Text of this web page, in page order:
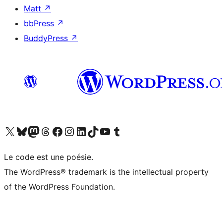
Matt ↗
bbPress ↗
BuddyPress ↗
Visit our X (formerly Twitter) account
Visitez notre compte Bluesky
Visit our Mastodon account
Visitez notre compte Threads
Visit our Facebook page
Visit our Instagram account
Visit our LinkedIn account
Visitez notre compte TikTok
Visit our YouTube channel
Visitez notre compte Tumblr
Le code est une poésie.
The WordPress® trademark is the intellectual property
of the WordPress Foundation.